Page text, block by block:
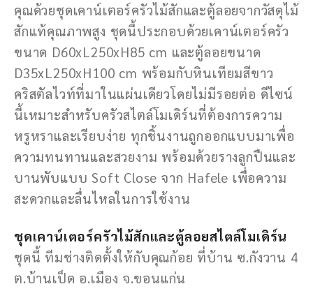
คุณด้วยชุดเคาน์เตอร์ครัวไม้สักและตู้ลอยจากวัสดุไม้
สักแท้คุณภาพสูง ชุดนี้ประกอบด้วยเคาน์เตอร์ครัว
ขนาด D60xL250xH85 cm และตู้ลอยขนาด
D35xL250xH100 cm พร้อมกับหินเทียมสีขาว
คริสตัลไวท์ที่มาในแผ่นเดียวโดยไม่มีรอยต่อ ดีไซน์
นี้เหมาะสำหรับครัวสไตล์โมเดิร์นที่ต้องการความ
หรูหราและเรียบง่าย ทุกชิ้นงานถูกออกแบบมาเพื่อ
ความทนทานและสวยงาม พร้อมด้วยรางลูกปืนและ
บานพับแบบ Soft Close จาก Hafele เพื่อความ
สะดวกและลื่นไหลในการใช้งาน
ชุดเคาน์เตอร์ครัวไม้สักและตู้ลอยสไตล์โมเดิร์น
ชุดนี้ ทีมช่างติดตั้งให้กับคุณก้อย ที่บ้าน ซ.กังวาน 4
ต.บ้านเป็ด อ.เมือง จ.ขอนแก่น